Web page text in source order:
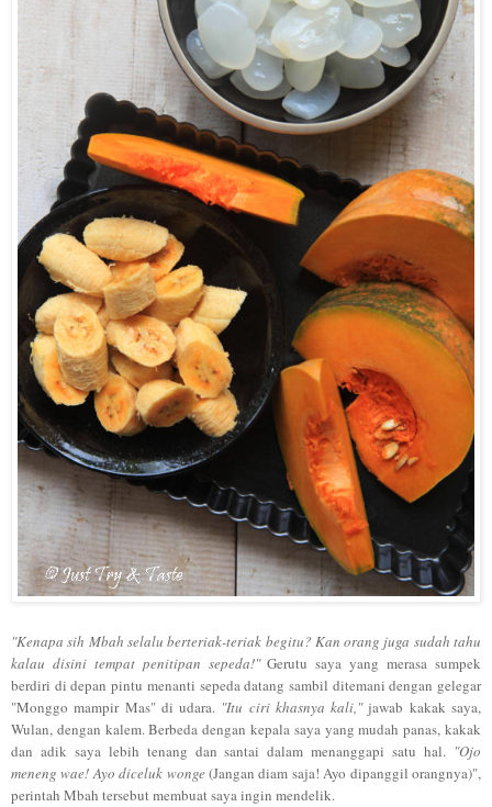
"Kenapa sih Mbah selalu berteriak-teriak begitu? Kan orang juga sudah tahu
kalau disini tempat penitipan sepeda!" Gerutu saya yang merasa sumpek
berdiri di depan pintu menanti sepeda datang sambil ditemani dengan gelegar
"Monggomampir Mas" di udara. "Itu ciri khasnya kali,"jawab kakak saya,
Wulan, dengan kalem.Berbeda dengan kepala saya yang mudah panas, kakak
dan adik saya lebih tenang dan santaidalam menanggapi satu hal. "Ojo
meneng wae!Ayo diceluk wonge(Jangan diam saja! Ayo dipanggil orangnya)",
perintah Mbah tersebut membuat sayaingin mendelik.